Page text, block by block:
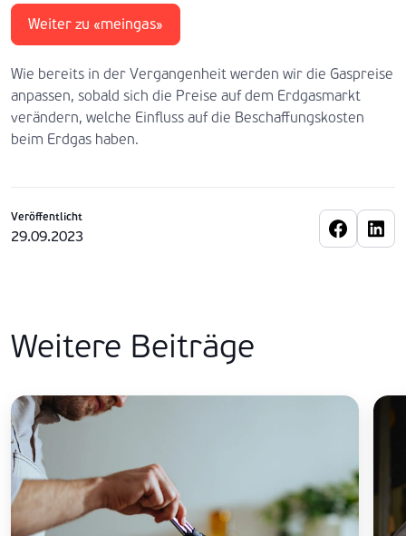
Weiter zu «meingas»
Wie bereits in der Vergangenheit werden wir die Gaspreise
anpassen, sobald sich die Preise auf dem Erdgasmarkt
verändern, welche Einfluss auf die Beschaffungskosten
beim Erdgas haben.
Veröffentlicht
29.09.2023
Weitere Beiträge